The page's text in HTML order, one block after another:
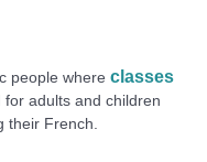
people whereclasses
adults and children
their French.